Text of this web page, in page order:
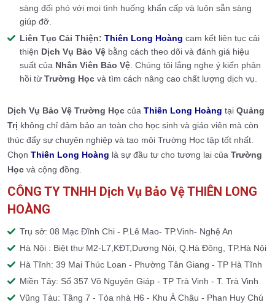
sàng đối phó với mọi tình huống khẩn cấp và luôn sẵn sàng
giúp đỡ.
Liên Tục Cải Thiện: Thiên Long Hoàng cam kết liên tục cải
thiện Dịch Vụ Bảo Vệ bằng cách theo dõi và đánh giá hiệu
suất của Nhân Viên Bảo Vệ . Chúng tôi lắng nghe ý kiến phản
hồi từ Trường Học và tìm cách nâng cao chất lượng dịch vụ.
Dịch Vụ Bảo Vệ Trường Học của Thiên Long Hoàng tại Quảng
Trị không chỉ đảm bảo an toàn cho học sinh và giáo viên mà còn
thúc đẩy sự chuyên nghiệp và tạo môi Trường Học tập tốt nhất.
Chọn Thiên Long Hoàng là sự đầu tư cho tương lai của Trường
Học và cộng đồng.
CÔNG TY TNHH Dịch Vụ Bảo Vệ THIÊN LONG
HOÀNG
Trụ sở: 08 Mạc Đĩnh Chi - P.Lê Mao- TP.Vinh- Nghệ An
Hà Nội : Biệt thư M2-L7,KĐT,Dương Nội, Q.Hà Đông, TP.Hà Nội
Hà Tĩnh: 39 Mai Thúc Loan - Phường Tân Giang - TP Hà Tĩnh
Miền Tây: Số 357 Võ Nguyên Giáp - TP Trà Vinh - T. Trà Vinh
Vũng Tàu: Tầng 7 - Tòa nhà H6 - Khu Á Châu - Phan Huy Chú